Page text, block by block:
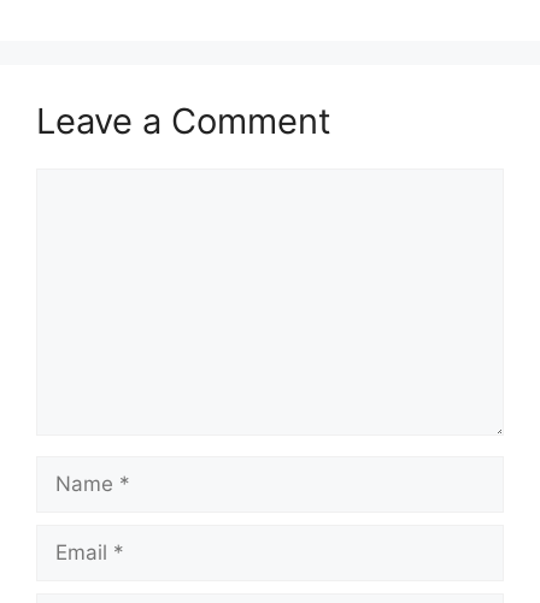
Leave a Comment